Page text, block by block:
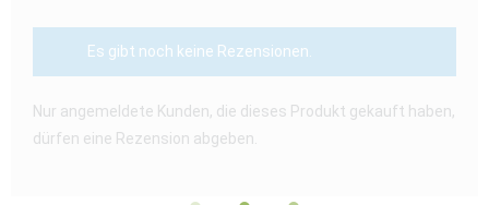
Es gibt noch keine Rezensionen.
Nur angemeldete Kunden, die dieses Produkt gekauft haben,
dürfen eine Rezension abgeben.